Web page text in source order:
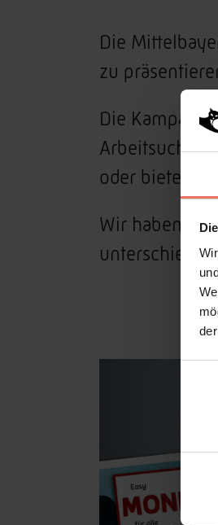
Die
zu
Die
oder bieten
Wir haben